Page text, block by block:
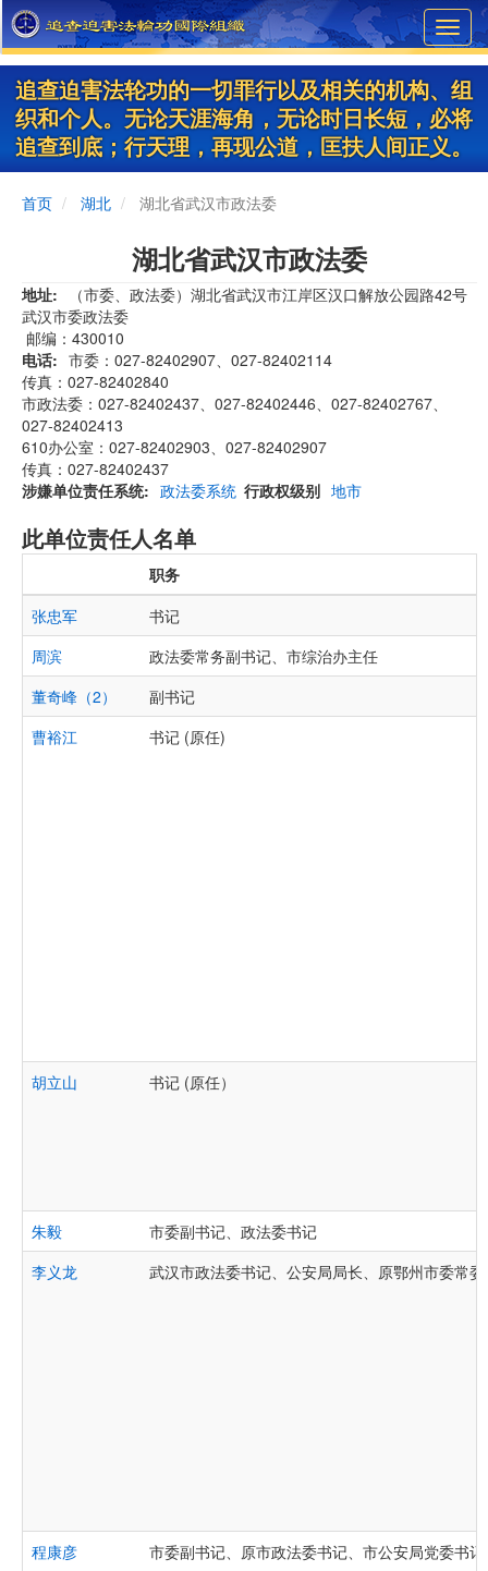
Skip
to
main
content
追查迫害法轮功的一切罪行以及相关的机构、组
织和个人。无论天涯海角，无论时日长短，必将
追查到底；行天理，再现公道，匡扶人间正义。
首页 湖北 湖北省武汉市政法委
湖北省武汉市政法委
地址
​​（市委、政法委）湖北省武汉市江岸区汉口解放公园路42号
武汉市委政法委
邮编：430010
电话
市委：027-82402907、027-82402114
传真：027-82402840
市政法委：027-82402437、027-82402446、027-82402767、
027-82402413
610办公室：027-82402903、027-82402907
传真：027-82402437
涉嫌单位责任系统
政法委系统 行政权级别 地市
此单位责任人名单
职务
张忠军
书记
周滨
政法委常务副书记、市综治办主任
董奇峰（2）
副书记
曹裕江
书记 (原任)
胡立山 书记 (原任）
朱毅
市委副书记、政法委书记
李义龙
武汉市政法委书记、公安局局长、原鄂州市委常
程康彦
市委副书记、原市政法委书记、市公安局党委书记